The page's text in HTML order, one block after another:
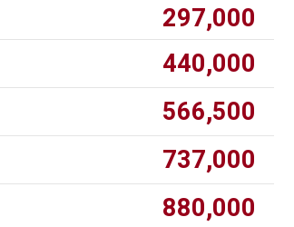
297,000
440,000
566,500
737,000
880,000